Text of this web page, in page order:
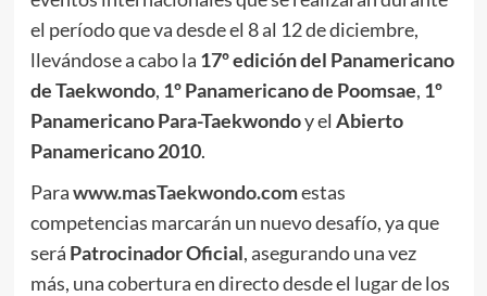
el período que va desde el 8 al 12 de diciembre,
llevándose a cabo la 17º edición del Panamericano
de Taekwondo, 1º Panamericano de Poomsae, 1º
Panamericano Para-Taekwondoy el Abierto
Panamericano 2010.
Parawww.masTaekwondo.comestas
competencias marcarán un nuevo desafío, ya que
será Patrocinador Oficial, asegurando una vez
más, una cobertura en directo desde el lugar de los